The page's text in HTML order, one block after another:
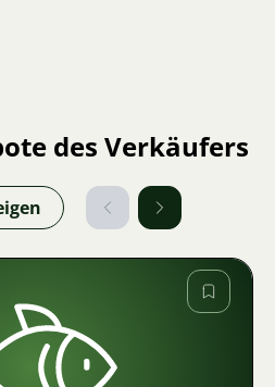
des Verkäufers
Bild